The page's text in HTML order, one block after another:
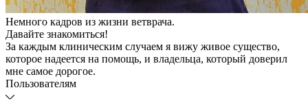
Немного кадров из жизни ветврача.
Давайте знакомиться!
За каждым клиническим случаем я вижу живое существо,
которое надеется на помощь, и владельца, который доверил
мне самое дорогое.
Пользователям